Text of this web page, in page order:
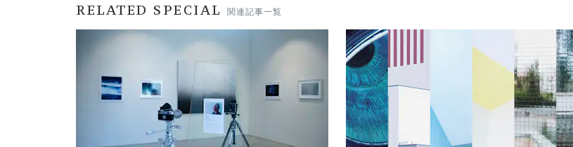
RELATED SPECIAL 関連記事一覧